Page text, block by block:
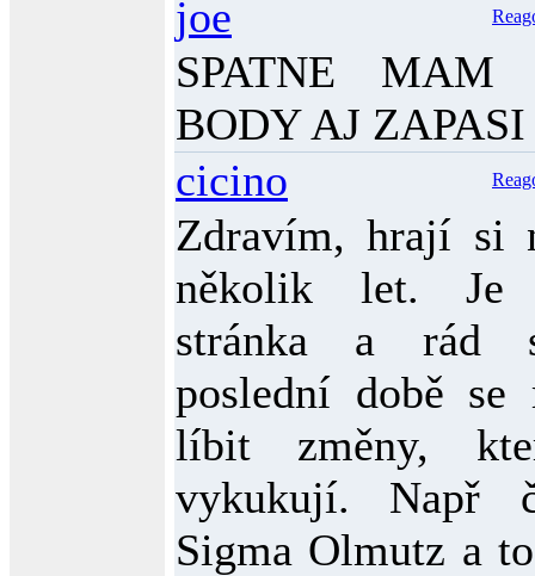
joe
SPATNE MAM
BODY AJ ZAPASI
cicino
Zdravím, hrají si
několik let. Je
stránka a rád
poslední době se
líbit změny,
vykukují. Např
Sigma Olmutz a